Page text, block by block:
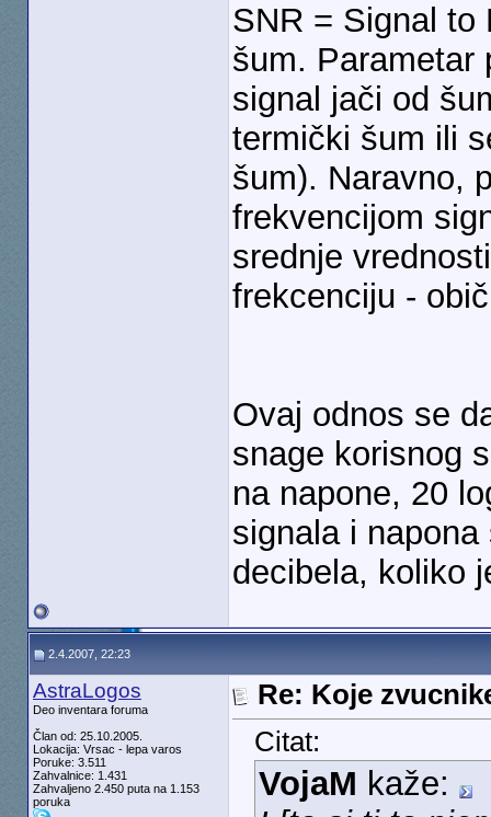
SNR = Signal to
šum. Parametar
signal jači od
termički šum ili
šum). Naravno,
frekvencijom
srednje
frekcenciju -
Ovaj odnos se
snage korisnog
na napone, 20
signala i
decibela, koliko
2.4.2007, 22:23
AstraLogos
Deo inventara foruma
Član od: 25.10.2005.
Lokacija: Vrsac - lepa varos
Poruke: 3.511
Zahvalnice: 1.431
Zahvaljeno 2.450 puta na 1.153
poruka
Re: Koje
Citat:
VojaM kaže: